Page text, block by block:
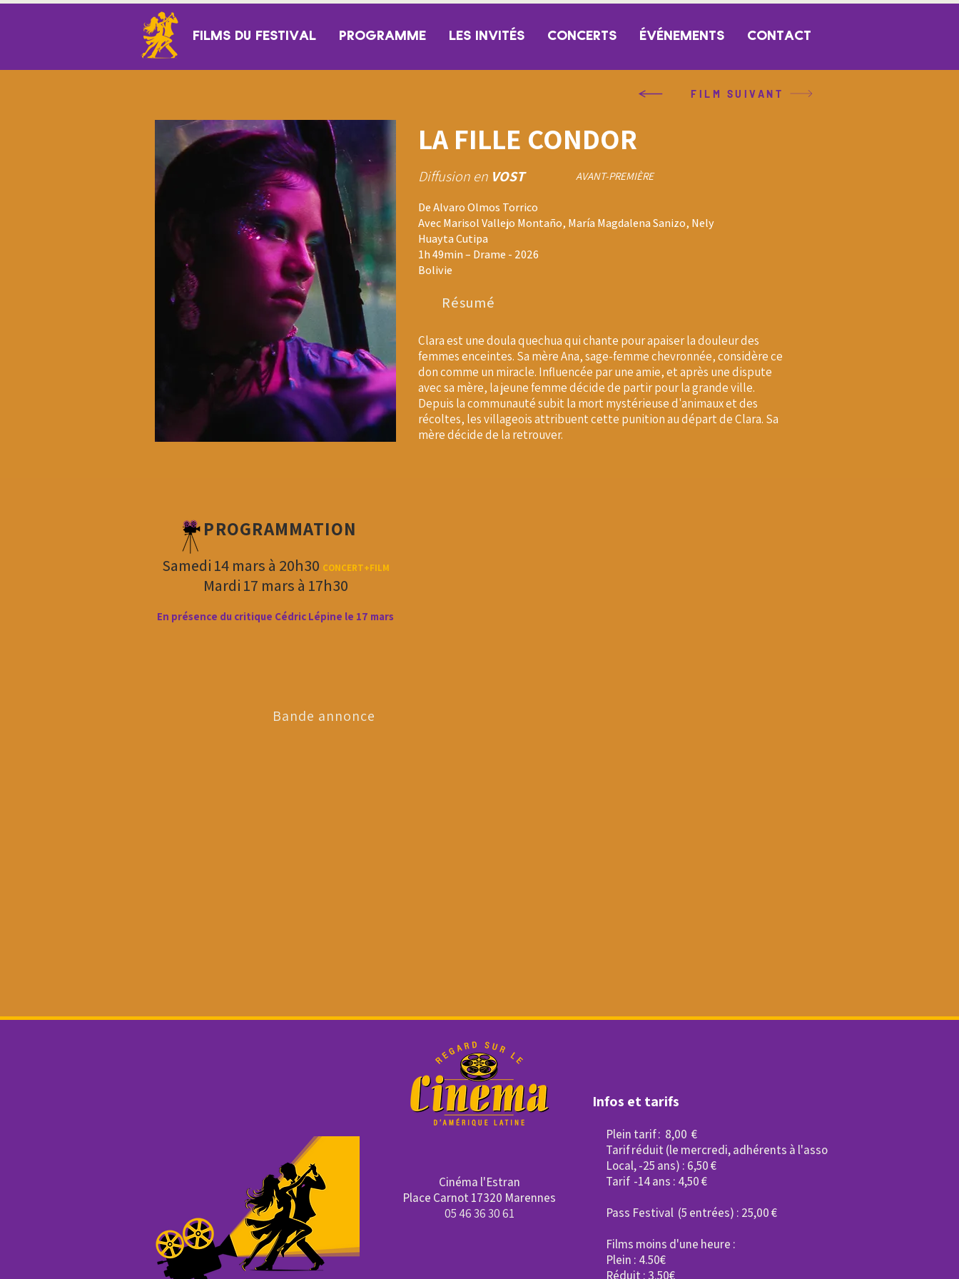
FILMS DU FESTIVAL PROGRAMME LES INVITÉS CONCERTS ÉVÉNEMENTS CONTACT
FILM SUIVANT
LA FILLE CONDOR
Diffusion en VOST AVANT-PREMIÈRE
De Alvaro Olmos Torrico
Avec Marisol Vallejo Montaño, María Magdalena Sanizo, Nely
Huayta Cutipa
1h 49min – Drame - 2026
Bolivie
Résumé
Clara est une doula quechua qui chante pour apaiser la douleur des
femmes enceintes. Sa mère Ana, sage-femme chevronnée, considère ce
don comme un miracle. Influencée par une amie, et après une dispute
avec sa mère, la jeune femme décide de partir pour la grande ville.
Depuis la communauté subit la mort mystérieuse d'animaux et des
récoltes, les villageois attribuent cette punition au départ de Clara. Sa
mère décide de la retrouver.
PROGRAMMATION
Samedi 14 mars à 20h30 CONCERT+FILM
Mardi 17 mars à 17h30
En présence du critique Cédric Lépine le 17 mars
Bande annonce
Cinéma l'Estran
Place Carnot17320 Marennes
05 46 36 30 61
Infos et tarifs
Plein tarif : 8,00 €
Tarif réduit (le mercredi, adhérents à l'asso
Local, -25 ans) : 6,50 €
Tarif -14 ans : 4,50 €
Pass Festival (5 entrées) : 25,00 €
Films moins d'une heure :
Plein : 4.50€
Réduit : 3.50€